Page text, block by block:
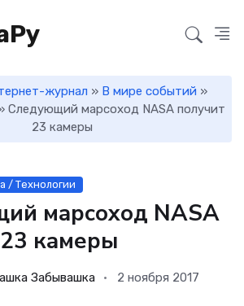
журнал » В мире событий »
Следующий марсоход NASA получит
23 камеры
/ Технологии
марсоход NASA
камеры
Забывашка 2 ноября 2017